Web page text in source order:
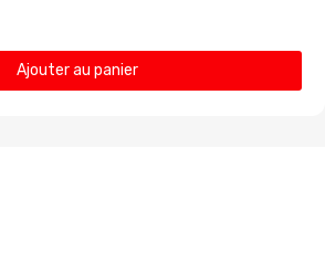
Ajouter au panier